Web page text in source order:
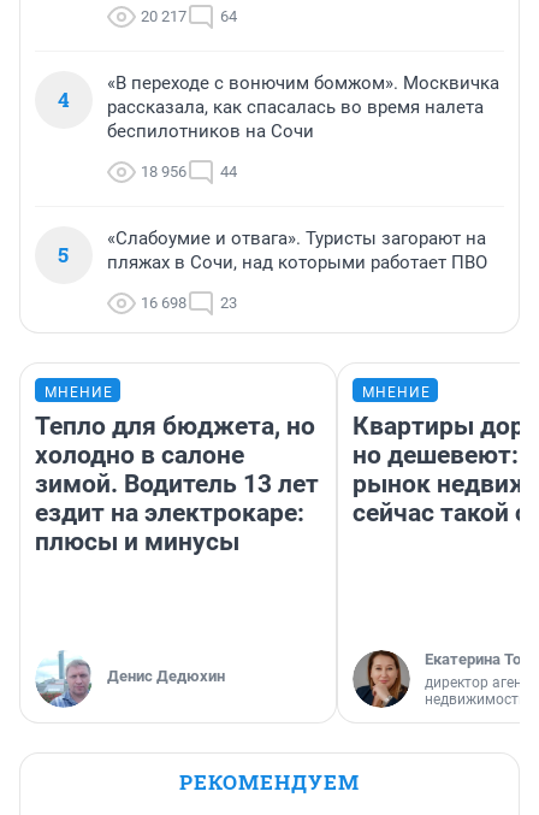
20 217 64
4
«В переходе с вонючим бомжом». Москвичка
рассказала, как спасалась во время налета
беспилотников на Сочи
18 956 44
5
«Слабоумие и отвага». Туристы загорают на
пляжах в Сочи, над которыми работает ПВО
16 698 23
МНЕНИЕ
Тепло для бюджета, но
холодно в салоне
зимой. Водитель 13 лет
ездит на электрокаре:
плюсы и минусы
Денис Дедюхин
МНЕНИЕ
Квартиры
но дешевеют:
рынок
сейчас такой
Екатерина
директор
недвижимости
РЕКОМЕНДУЕМ